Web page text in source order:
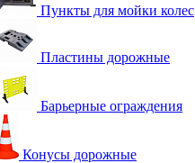
Пункты для мойки колес
Пластины дорожные
Барьерные ограждения
Конусы дорожные